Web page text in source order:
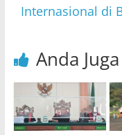
Internasional di
Anda